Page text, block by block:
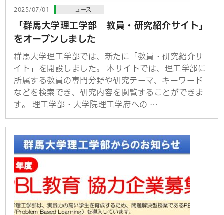
2025/07/01 ニュース
「群馬大学理工学部 教員・研究紹介サイト」
をオープンしました
群馬大学理工学部では、新たに「教員・研究紹介サ
イト」を開設しました。 本サイトでは、理工学部に
所属する教員の専門分野や研究テーマ、キーワード
などを検索でき、研究内容を閲覧することができま
す。 理工学部・大学院理工学府への …